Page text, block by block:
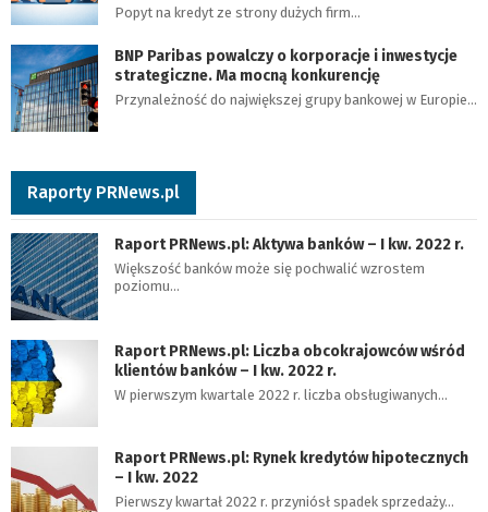
Popyt na kredyt ze strony dużych firm…
BNP Paribas powalczy o korporacje i inwestycje
strategiczne. Ma mocną konkurencję
Przynależność do największej grupy bankowej w Europie…
Raporty PRNews.pl
Raport PRNews.pl: Aktywa banków – I kw. 2022 r.
Większość banków może się pochwalić wzrostem
poziomu…
Raport PRNews.pl: Liczba obcokrajowców wśród
klientów banków – I kw. 2022 r.
W pierwszym kwartale 2022 r. liczba obsługiwanych…
Raport PRNews.pl: Rynek kredytów hipotecznych
– I kw. 2022
Pierwszy kwartał 2022 r. przyniósł spadek sprzedaży…